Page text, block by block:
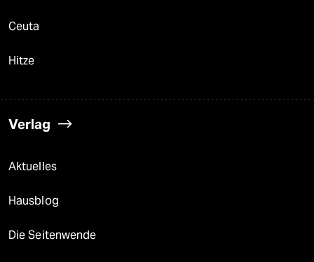
Ceuta
Hitze
Verlag
Aktuelles
Hausblog
Die Seitenwende